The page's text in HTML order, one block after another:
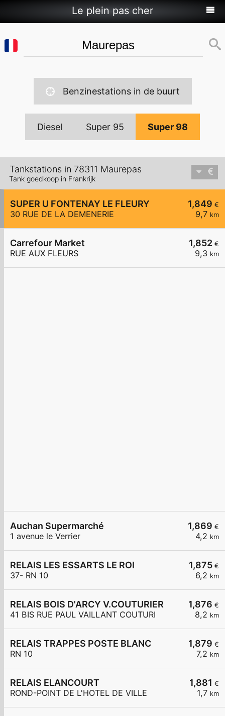
Le plein pas cher
Benzinestations in de buurt
Diesel Super 95 Super 98
Tankstations in 78311 Maurepas
Tank goedkoop in Frankrijk
1,849 €
9,7 km
SUPER U FONTENAY LE FLEURY
30 RUE DE LA DEMENERIE
1,852 €
9,3 km
Carrefour Market
RUE AUX FLEURS
1,869 €
4,2 km
Auchan Supermarché
1 avenue le Verrier
1,875 €
6,2 km
RELAIS LES ESSARTS LE ROI
37- RN 10
1,876 €
8,2 km
RELAIS BOIS D'ARCY V.COUTURIER
41 BIS RUE PAUL VAILLANT COUTURI
1,879 €
7,2 km
RELAIS TRAPPES POSTE BLANC
RN 10
1,881 €
1,7 km
RELAIS ELANCOURT
ROND-POINT DE L'HOTEL DE VILLE